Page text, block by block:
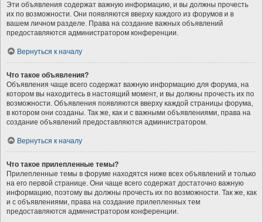
Эти объявления содержат важную информацию, и вы должны прочесть
их по возможности. Они появляются вверху каждого из форумов и в
вашем личном разделе. Права на создание важных объявлений
предоставляются администратором конференции.
Вернуться к началу
Что такое объявления?
Объявления чаще всего содержат важную информацию для форума, на
котором вы находитесь в настоящий момент, и вы должны прочесть их по
возможности. Объявления появляются вверху каждой страницы форума,
в котором они созданы. Так же, как и с важными объявлениями, права на
создание объявлений предоставляются администратором.
Вернуться к началу
Что такое прилепленные темы?
Прилепленные темы в форуме находятся ниже всех объявлений и только
на его первой странице. Они чаще всего содержат достаточно важную
информацию, поэтому вы должны прочесть их по возможности. Так же, как
и с объявлениями, права на создание прилепленных тем
предоставляются администратором конференции.